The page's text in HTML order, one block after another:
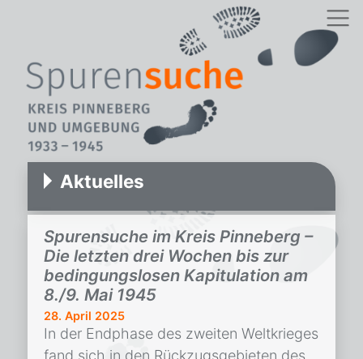
Aktuelles
Spurensuche im Kreis Pinneberg –
Die letzten drei Wochen bis zur
bedingungslosen Kapitulation am
8./9. Mai 1945
28. April 2025
In der Endphase des zweiten Weltkrieges
fand sich in den Rückzugsgebieten des